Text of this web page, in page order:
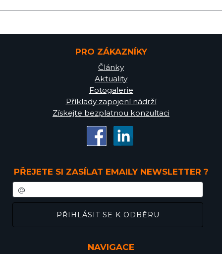
PRO ZÁKAZNÍKY
Články
Aktuality
Fotogalerie
Příklady zapojení nádrží
Získejte bezplatnou konzultaci
PŘEJETE SI ZASÍLAT EMAILY NEWSLETTER ?
NAVIGACE